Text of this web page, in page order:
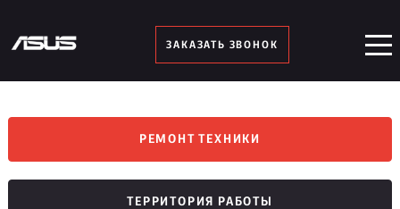
ЗАКАЗАТЬ ЗВОНОК
РЕМОНТ ТЕХНИКИ
ТЕРРИТОРИЯ РАБОТЫ